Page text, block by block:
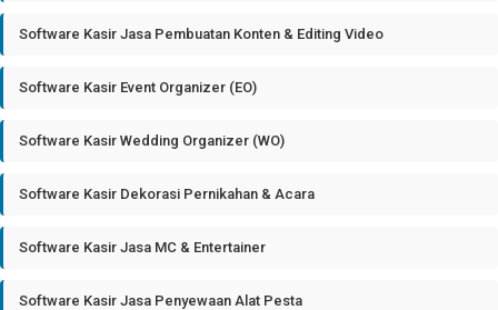
Software Kasir Jasa Pembuatan Konten & Editing Video
Software Kasir Event Organizer (EO)
Software Kasir Wedding Organizer (WO)
Software Kasir Dekorasi Pernikahan & Acara
Software Kasir Jasa MC & Entertainer
Software Kasir Jasa Penyewaan Alat Pesta